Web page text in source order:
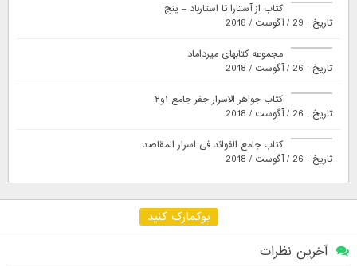
کتاب از آستارا تا استارباد – پنج
تاریخ : 29 / آگوست / 2018
مجموعه کتابهای میرداماد
تاریخ : 26 / آگوست / 2018
کتاب جواهر الاسرار جفر جامع ۱و۲
تاریخ : 26 / آگوست / 2018
کتاب جامع الفوائد فی اسرار المقاصد
تاریخ : 26 / آگوست / 2018
بوکمارک کنید
آخرین نظرات